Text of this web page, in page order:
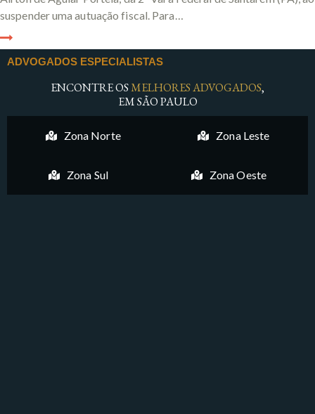
suspender uma autuação fiscal. Para…
ADVOGADOS ESPECIALISTAS
ENCONTRE OSMELHORES ADVOGADOS,
EM SÃO PAULO
Zona Norte Zona Leste
Zona Sul Zona Oeste